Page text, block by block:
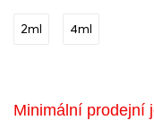
2ml 4ml
Minimální prodejní